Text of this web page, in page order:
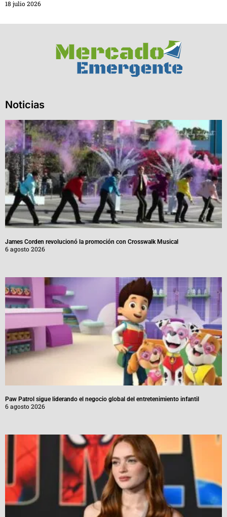
18 julio 2026
Noticias
James Corden revolucionó la promoción con Crosswalk Musical
6 agosto 2026
Paw Patrol sigue liderando el negocio global del entretenimiento infantil
6 agosto 2026